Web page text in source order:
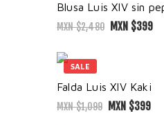
Blusa Luis XIV sin
MXN $2,480 MXN $399
SALE
Falda Luis XIV Kaki
MXN $1,099 MXN $399